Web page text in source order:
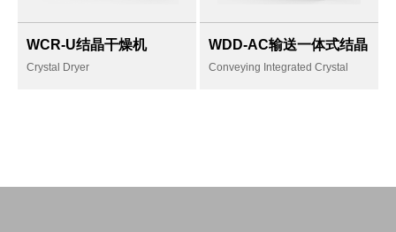
20ppm.Max
低风阻，强劲风速满
足快速干燥，高效吸
能
均匀干燥
独特的流体力学结构
WCR-U结晶干燥机
Crystal Dryer
WDD-AC输送一体式结晶
除湿干燥机
Conveying Integrated Crystal